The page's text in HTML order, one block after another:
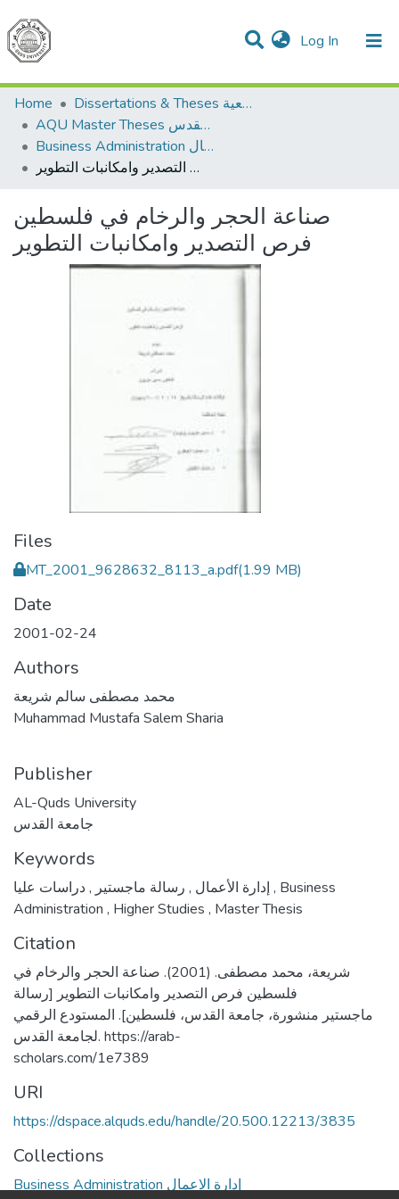
Log In (current)
Communities & Collections
All of DSpace
Home
Dissertations & Theses الرسائل الجامعية
AQU Master Theses الرسائل الجامعية الخاصة بجامعة القدس
Business Administration إدارة الاعمال
صناعة الحجر والرخام في فلسطين فرص التصدير وامكانبات التطوير
صناعة الحجر والرخام في فلسطين
فرص التصدير وامكانبات التطوير
Files
MT_2001_9628632_8113_a.pdf(1.99 MB)
Date
2001-02-24
Authors
محمد مصطفى سالم شريعة
Muhammad Mustafa Salem Sharia
Publisher
AL-Quds University
جامعة القدس
Keywords
إدارة الأعمال , رسالة ماجستير , , Business
Administration , Higher Studies , Master Thesis
Citation
شريعة، محمد مصطفى. (2001). صناعة الحجر والرخام في
فلسطين فرص التصدير وامكانبات التطوير [رسالة
ماجستير منشورة، جامعة القدس، فلسطين]. المستودع الرقمي
لجامعة القدس. https://arab-
scholars.com/1e7389
URI
https://dspace.alquds.edu/handle/20.500.12213/3835
Collections
Business Administration إدارة الاعمال